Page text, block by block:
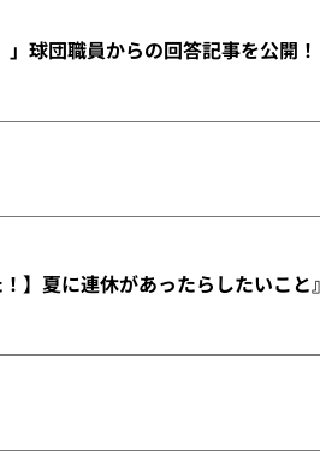
」球団職員からの回答記事を公開！
】夏に連休があったらしたいこと